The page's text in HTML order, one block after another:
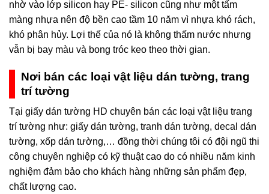
nhờ vào lớp silicon hay PE- silicon cũng như một tấm
màng nhựa nên độ bền cao tầm 10 năm vì nhựa khó rách,
khó phân hủy. Lợi thế của nó là không thấm nước nhưng
vẫn bị bay màu và bong tróc keo theo thời gian.
Nơi bán các loại vật liệu dán tường, trang
trí tường
Tại giấy dán tường HD chuyên bán các loại vật liệu trang
trí tường như: giấy dán tường, tranh dán tường, decal dán
tường, xốp dán tường,… đồng thời chúng tôi có đội ngũ thi
công chuyên nghiệp có kỹ thuật cao do có nhiều năm kinh
nghiệm đảm bảo cho khách hàng những sản phẩm đẹp,
chất lượng cao.